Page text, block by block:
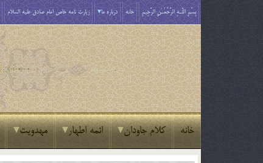
بِسْمِ اللَّـهِ الرَّحْمَـٰنِ الرَّحِيمِ خانه درباره ما زیارت نامه خاص امام صادق علیه السلام
خانه کلام جاودان ائمه اطهار مهدویت